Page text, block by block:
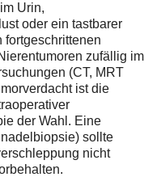
Urin,
oder ein tastbarer
fortgeschrittenen
zufällig im
(CT, MRT
ist die
der Wahl. Eine
sollte
nicht